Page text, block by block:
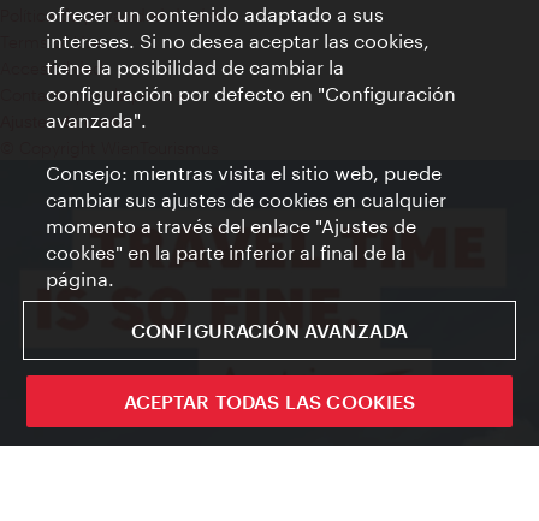
Política de privacidad de datos
Terms of Use
Accesibilidad
Contacto para la prensa
Ajustes de cookie
ofrecer un contenido adaptado a sus
intereses. Si no desea aceptar las cookies,
tiene la posibilidad de cambiar la
configuración por defecto en "Configuración
avanzada".
Consejo: mientras visita el sitio web, puede
cambiar sus ajustes de cookies en cualquier
momento a través del enlace "Ajustes de
cookies" en la parte inferior al final de la
página.
CONFIGURACIÓN AVANZADA
ACEPTAR TODAS LAS COOKIES